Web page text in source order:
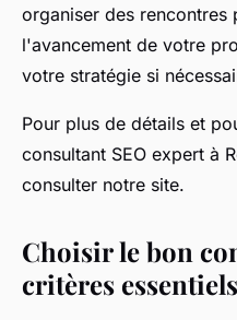
organiser des rencontres
l'avancement de votre
votre stratégie si
Pour plus de détails et
consultant SEO expert à
consulter notre site.
Choisir le bon
critères essentiels